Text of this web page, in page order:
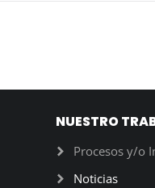
NUESTRO
Procesos y/o
Noticias